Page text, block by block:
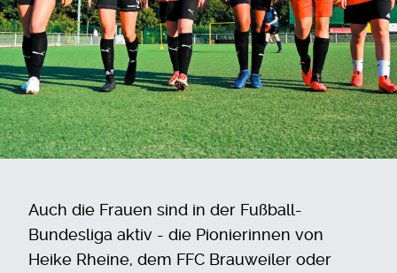
Auch die Frauen sind in der Fußball-
Bundesliga aktiv - die Pionierinnen von
Heike Rheine, dem FFC Brauweiler oder